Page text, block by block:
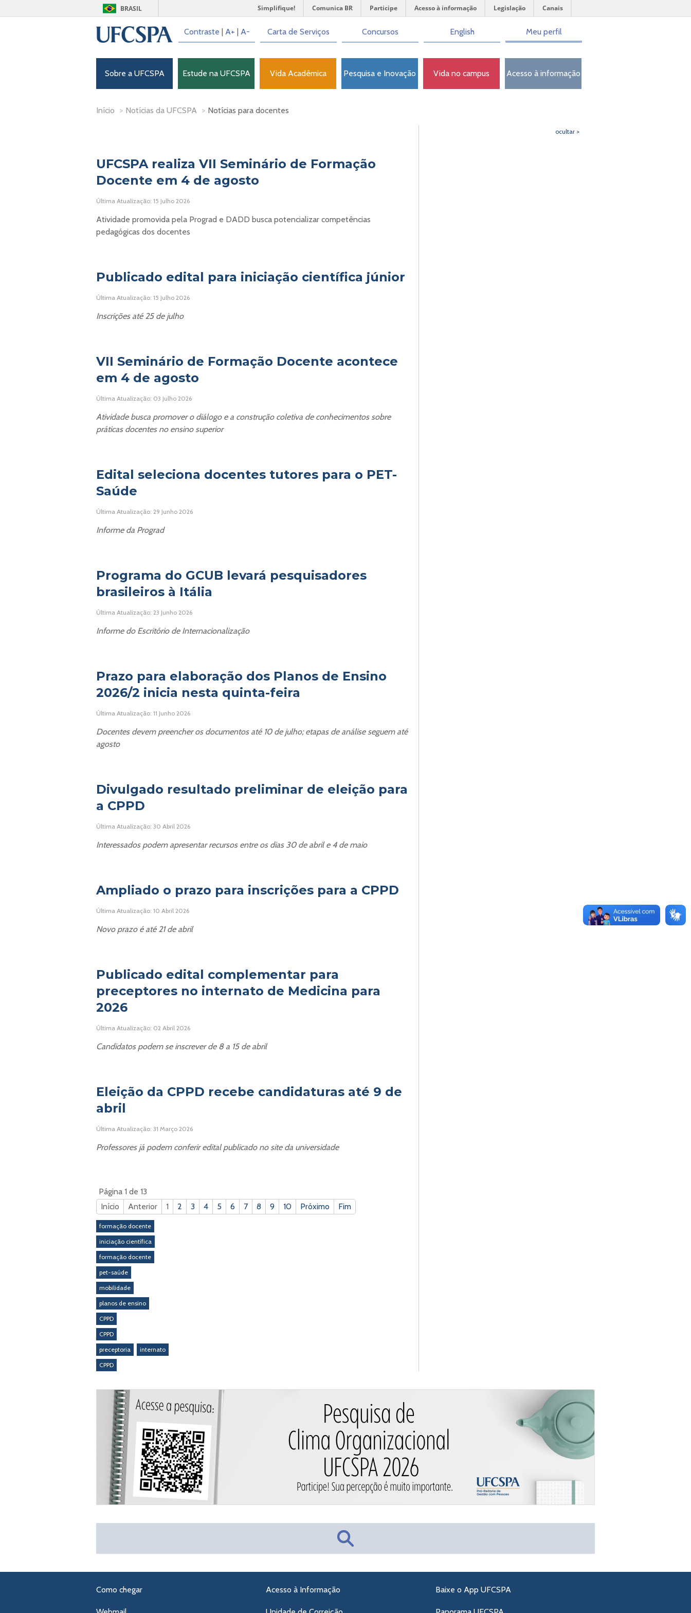
BRASIL Simplifique! Comunica BR Participe Acesso à informação Legislação Canais
Contraste | A+ | A- Carta de Serviços Concursos English Meu perfil
Sobre a UFCSPA Estude na UFCSPA Vida Acadêmica Pesquisa e Inovação Vida no campus Acesso à informação
Início > Notícias da UFCSPA > Notícias para docentes
UFCSPA realiza VII Seminário de Formação
Docente em 4 de agosto
Última Atualização: 15 Julho 2026
Atividade promovida pela Prograd e DADD busca potencializar competências
pedagógicas dos docentes
Publicado edital para iniciação científica júnior
Última Atualização: 15 Julho 2026
Inscrições até 25 de julho
VII Seminário de Formação Docente acontece
em 4 de agosto
Última Atualização: 03 Julho 2026
Atividade busca promover o diálogo e a construção coletiva de conhecimentos sobre
práticas docentes no ensino superior
Edital seleciona docentes tutores para o PET-
Saúde
Última Atualização: 29 Junho 2026
Informe da Prograd
Programa do GCUB levará pesquisadores
brasileiros à Itália
Última Atualização: 23 Junho 2026
Informe do Escritório de Internacionalização
Prazo para elaboração dos Planos de Ensino
2026/2 inicia nesta quinta-feira
Última Atualização: 11 Junho 2026
Docentes devem preencher os documentos até 10 de julho; etapas de análise seguem até
agosto
Divulgado resultado preliminar de eleição para
a CPPD
Última Atualização: 30 Abril 2026
Interessados podem apresentar recursos entre os dias 30 de abril e 4 de maio
Ampliado o prazo para inscrições para a CPPD
Última Atualização: 10 Abril 2026
Novo prazo é até 21 de abril
Publicado edital complementar para
preceptores no internato de Medicina para
2026
Última Atualização: 02 Abril 2026
Candidatos podem se inscrever de 8 a 15 de abril
Eleição da CPPD recebe candidaturas até 9 de
abril
Última Atualização: 31 Março 2026
Professores já podem conferir edital publicado no site da universidade
Página 1 de 13
Início
Anterior 1 2 3 4 5 6 7 8 9 10 Próximo Fim
formação docente
iniciação científica
formação docente
pet-saúde
mobilidade
planos de ensino
CPPD
CPPD
preceptoria
internato
CPPD
ocultar >
Como chegar Acesso à Informação Baixe o App UFCSPA